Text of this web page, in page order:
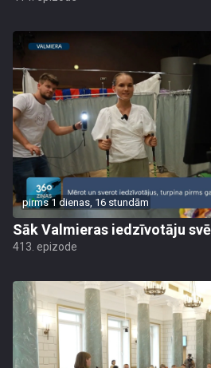
pirms 1 dienas, 16 stundām
Sāk Valmieras iedzīvotāju
413. epizode